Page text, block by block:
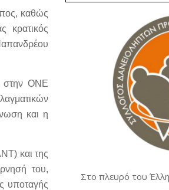
καθώς
κρατικός
στην ΟΝΕ
και η
και της
του,
υποταγής
Στο πλευρό του